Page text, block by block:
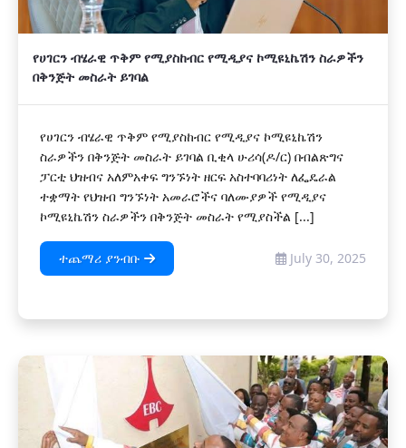
የሀገርን ብሄራዊ ጥቅም የሚያስከብር የሚዲያና ኮሚዩኒኬሽን ስራዎችን
በቅንጅት መስራት ይገባል
የሀገርን ብሄራዊ ጥቅም የሚያስከብር የሚዲያና ኮሚዩኒኬሽን
ስራዎችን በቅንጅት መስራት ይገባል ቢቂላ ሁሪሳ(ዶ/ር) በብልጽግና
ፓርቲ ህዝብና አለምአቀፍ ግንኙነት ዘርፍ አስተባባሪነት ለፌዴራል
ተቋማት የህዝብ ግንኙነት አመራሮችና ባለሙያዎች የሚዲያና
ኮሚዩኒኬሽን ስራዎችን በቅንጅት መስራት የሚያስችል [...]
ተጨማሪ ያንብቡ July 30, 2025